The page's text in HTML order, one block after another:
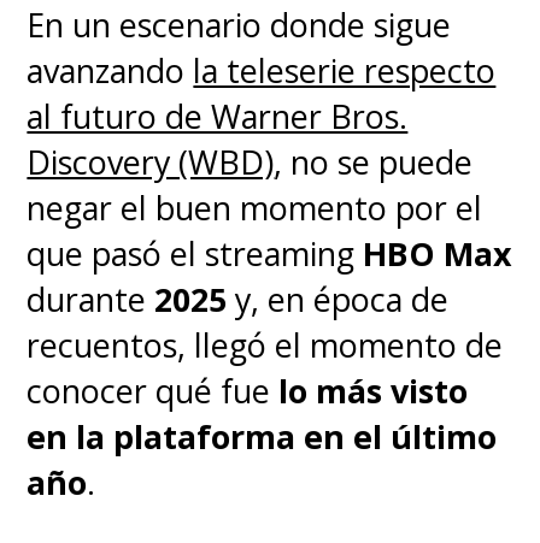
dolor. Sin duda, me sentí muy
identificada con los
sentimientos de rabia, ira y
frustración, y con el hecho de
intentar sobrellevar todos
esos sentimientos".
"Creo que cuando me enfado
un poco más en estos papeles
y asumo roles más intensos,
lo encuentro casi
En un escenario donde sigue
avanzando la teleserie respecto
al futuro de Warner Bros.
Discovery (WBD), no se puede
negar el buen momento por el
que pasó el streaming HBO Max
durante 2025 y, en época de
recuentos, llegó el momento de
conocer qué fue lo más visto
en la plataforma en el último
año.